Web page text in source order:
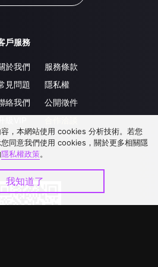
戶服務
於我們
見問題
絡我們
服務條款
隱私權
公開徵件
，本網站使用 cookies 分析技術。若您
同意我們使用 cookies，關於更多相關隱
隱私權政策。
我知道了